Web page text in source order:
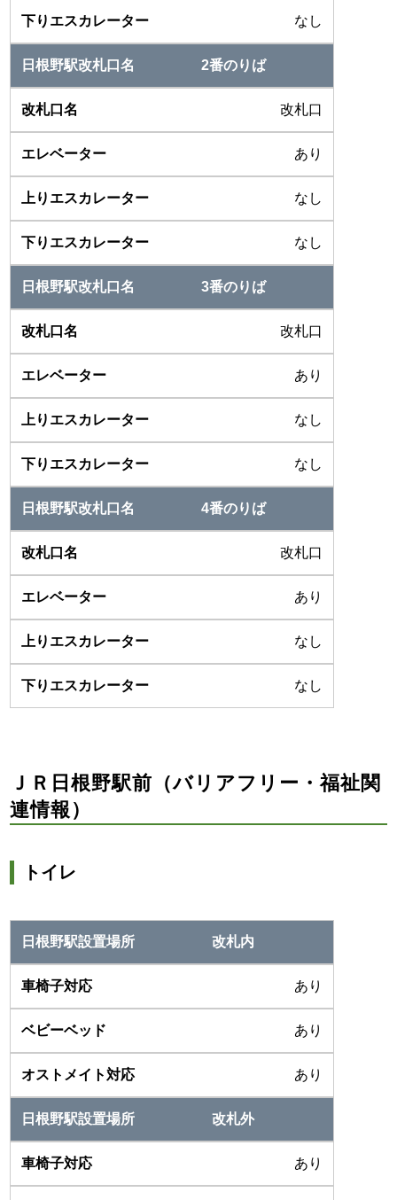
なし
2番のりば
改札口
あり
なし
なし
3番のりば
改札口
あり
なし
なし
4番のりば
改札口
あり
なし
なし
ＪＲ日根野駅前（バリアフリー・福祉関
連情報）
トイレ
改札内
あり
あり
あり
改札外
あり